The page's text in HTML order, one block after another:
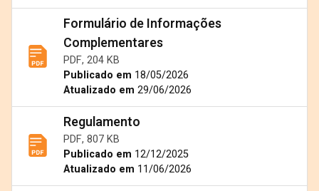
Formulário de Informações
Complementares
PDF, 204 KB
Publicado em 18/05/2026
Atualizado em 29/06/2026
Regulamento
PDF, 807 KB
Publicado em 12/12/2025
Atualizado em 11/06/2026